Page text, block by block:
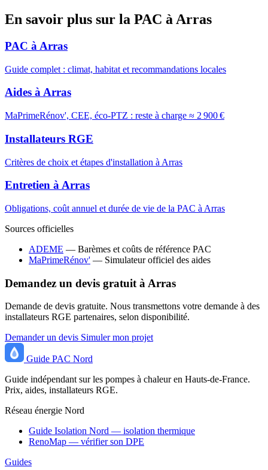
En savoir plus sur la PAC à Arras
PAC à Arras
Guide complet : climat, habitat et recommandations locales
Aides à Arras
MaPrimeRénov', CEE, éco-PTZ : reste à charge ≈ 2 900 €
Installateurs RGE
Critères de choix et étapes d'installation à Arras
Entretien à Arras
Obligations, coût annuel et durée de vie de la PAC à Arras
Sources officielles
ADEME — Barèmes et coûts de référence PAC
MaPrimeRénov' — Simulateur officiel des aides
Demandez un devis gratuit à Arras
Demande de devis gratuite. Nous transmettons votre demande à des
installateurs RGE partenaires, selon disponibilité.
Demander un devis Simuler mon projet
Guide PAC Nord
Guide indépendant sur les pompes à chaleur en Hauts-de-France.
Prix, aides, installateurs RGE.
Réseau énergie Nord
Guide Isolation Nord — isolation thermique
RenoMap — vérifier son DPE
Guides